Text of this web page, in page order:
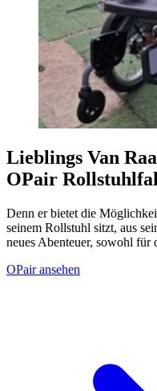
Lieblings Van
OPair
Denn er bietet die
seinem Rollstuhl sitzt, aus
neues Abenteuer, sowohl für
OPair ansehen